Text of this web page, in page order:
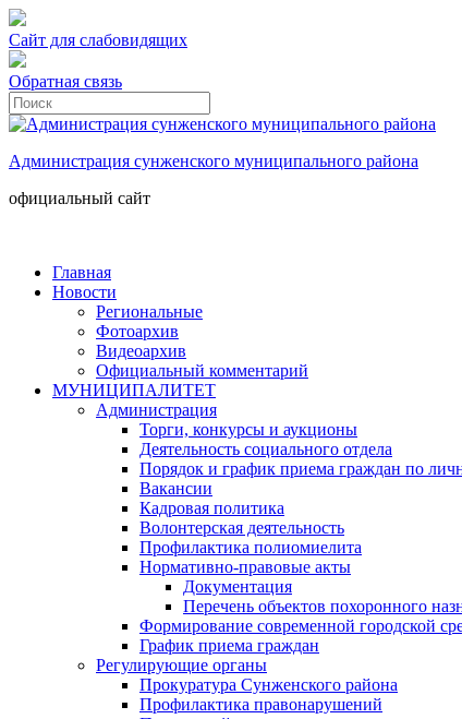
Сайт для слабовидящих
Обратная связь
Администрация сунженского муниципального района
официальный сайт
Главная
Новости
Региональные
Фотоархив
Видеоархив
Официальный комментарий
МУНИЦИПАЛИТЕТ
Администрация
Торги, конкурсы и аукционы
Деятельность социального отдела
Порядок и график приема граждан по
Вакансии
Кадровая политика
Волонтерская деятельность
Профилактика полиомиелита
Нормативно-правовые акты
Документация
Перечень объектов похоронного
Формирование современной городской
График приема граждан
Регулирующие органы
Прокуратура Сунженского района
Профилактика правонарушений